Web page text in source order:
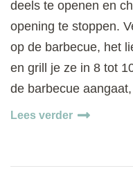
deels te openen en
opening te stoppen.
op de barbecue, het
en grill je ze in 8 tot
de barbecue
Lees verder